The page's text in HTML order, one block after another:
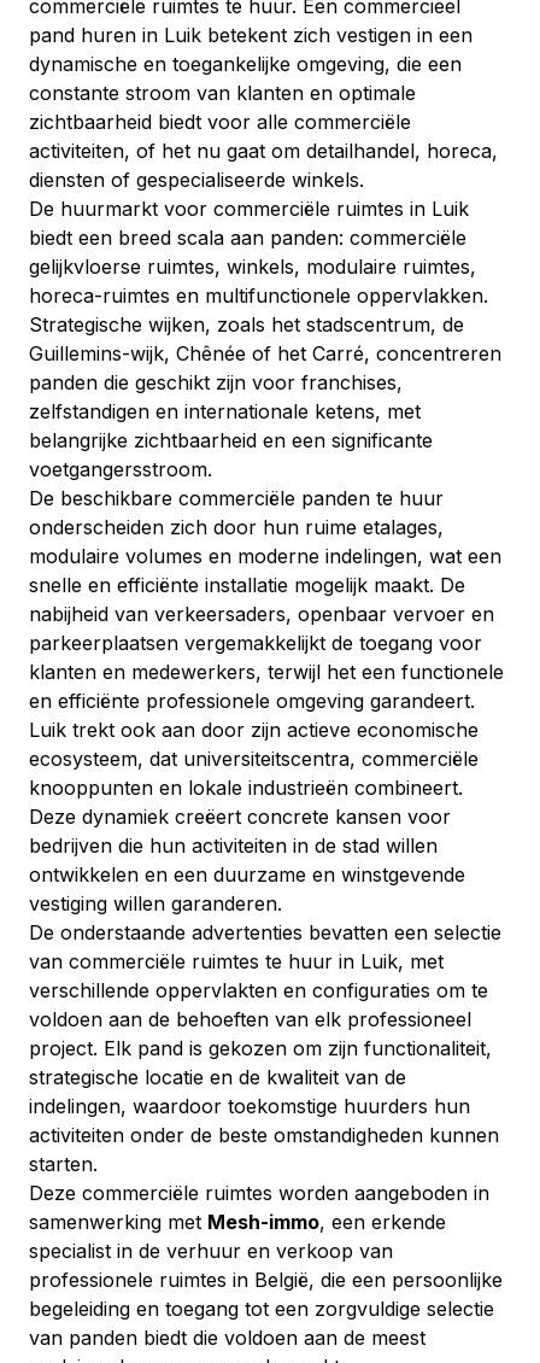
commerciële ruimtes te huur. Een commercieel
pand huren in Luik betekent zich vestigen in een
dynamische en toegankelijke omgeving, die een
constante stroom van klanten en optimale
zichtbaarheid biedt voor alle commerciële
activiteiten, of het nu gaat om detailhandel, horeca,
diensten of gespecialiseerde winkels.
De huurmarkt voor commerciële ruimtes in Luik
biedt een breed scala aan panden: commerciële
gelijkvloerse ruimtes, winkels, modulaire ruimtes,
horeca-ruimtes en multifunctionele oppervlakken.
Strategische wijken, zoals het stadscentrum, de
Guillemins-wijk, Chênée of het Carré, concentreren
panden die geschikt zijn voor franchises,
zelfstandigen en internationale ketens, met
belangrijke zichtbaarheid en een significante
voetgangersstroom.
De beschikbare commerciële panden te huur
onderscheiden zich door hun ruime etalages,
modulaire volumes en moderne indelingen, wat een
snelle en efficiënte installatie mogelijk maakt. De
nabijheid van verkeersaders, openbaar vervoer en
parkeerplaatsen vergemakkelijkt de toegang voor
klanten en medewerkers, terwijl het een functionele
en efficiënte professionele omgeving garandeert.
Luik trekt ook aan door zijn actieve economische
ecosysteem, dat universiteitscentra, commerciële
knooppunten en lokale industrieën combineert.
Deze dynamiek creëert concrete kansen voor
bedrijven die hun activiteiten in de stad willen
ontwikkelen en een duurzame en winstgevende
vestiging willen garanderen.
De onderstaande advertenties bevatten een selectie
van commerciële ruimtes te huur in Luik, met
verschillende oppervlakten en configuraties om te
voldoen aan de behoeften van elk professioneel
project. Elk pand is gekozen om zijn functionaliteit,
strategische locatie en de kwaliteit van de
indelingen, waardoor toekomstige huurders hun
activiteiten onder de beste omstandigheden kunnen
starten.
Deze commerciële ruimtes worden aangeboden in
samenwerking met Mesh-immo, een erkende
specialist in de verhuur en verkoop van
professionele ruimtes in België, die een persoonlijke
begeleiding en toegang tot een zorgvuldige selectie
van panden biedt die voldoen aan de meest